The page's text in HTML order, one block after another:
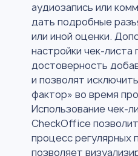
аудиозапись или
дать подробные
или иной оценки.
настройки чек-листа
достоверность
и позволят
фактор» во время
Использование чек-
CheckOffice
процесс регулярных
позволяет